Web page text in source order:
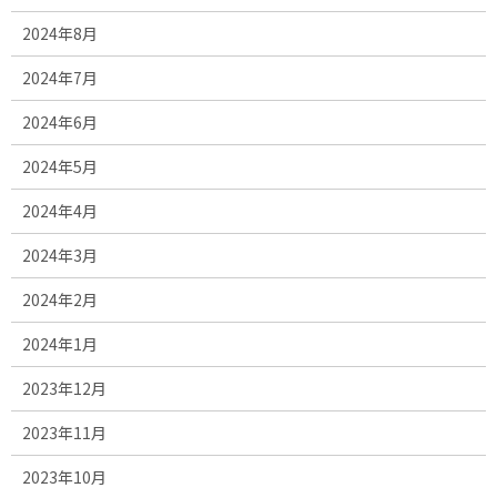
2024年8月
2024年7月
2024年6月
2024年5月
2024年4月
2024年3月
2024年2月
2024年1月
2023年12月
2023年11月
2023年10月